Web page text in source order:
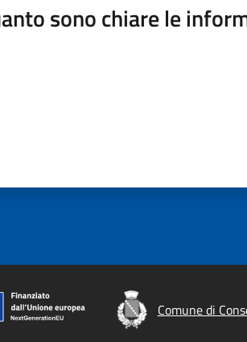
sono chiare le
Comune di